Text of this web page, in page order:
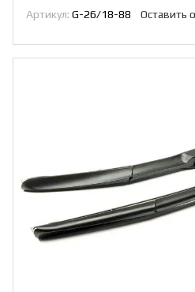
Артикул: G-26/18-88 Оставить